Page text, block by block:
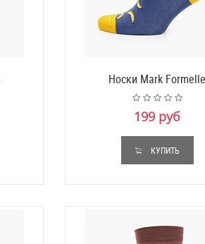
Носки Mark Formelle
199 руб
КУПИТЬ